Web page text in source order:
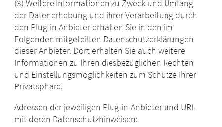
(3) Weitere Informationen zu Zweck und Umfang
der Datenerhebung und ihrer Verarbeitung durch
den Plug-in-Anbieter erhalten Sie in den im
Folgenden mitgeteilten Datenschutzerklärungen
dieser Anbieter. Dort erhalten Sie auch weitere
Informationen zu Ihren diesbezüglichen Rechten
und Einstellungsmöglichkeiten zum Schutze Ihrer
Privatsphäre.
Adressen der jeweiligen Plug-in-Anbieter und URL
mit deren Datenschutzhinweisen: